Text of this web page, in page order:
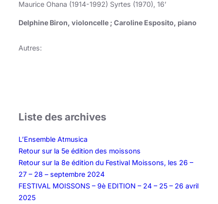
Maurice Ohana (1914-1992) Syrtes (1970), 16’
Delphine Biron, violoncelle ; Caroline Esposito, piano
Autres:
Liste des archives
L’Ensemble Atmusica
Retour sur la 5e édition des moissons
Retour sur la 8e édition du Festival Moissons, les 26 –
27 – 28 – septembre 2024
FESTIVAL MOISSONS – 9è EDITION – 24 – 25 – 26 avril
2025